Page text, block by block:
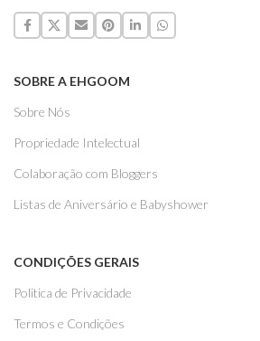
SOBRE A EHGOOM
Sobre Nós
Propriedade Intelectual
Colaboração com Bloggers
Listas de Aniversário e Babyshower
CONDIÇÕES GERAIS
Politica de Privacidade
Termos e Condições